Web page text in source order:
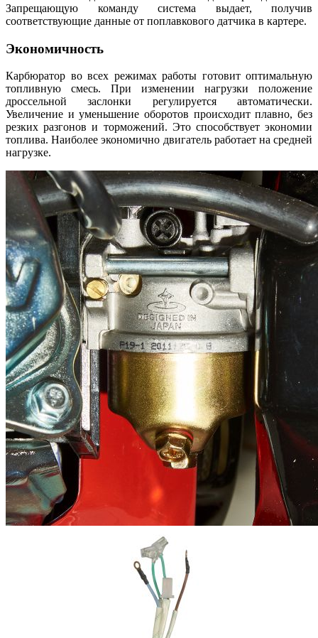
Запрещающую команду система выдает, получив
соответствующие данные от поплавкового датчика в картере.
Экономичность
Карбюратор во всех режимах работы готовит оптимальную
топливную смесь. При изменении нагрузки положение
дроссельной заслонки регулируется автоматически.
Увеличение и уменьшение оборотов происходит плавно, без
резких разгонов и торможений. Это способствует экономии
топлива. Наиболее экономично двигатель работает на средней
нагрузке.